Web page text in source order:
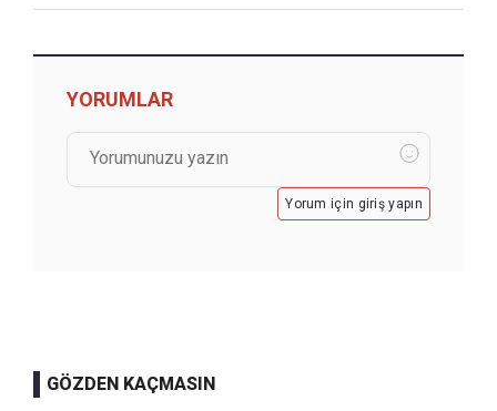
YORUMLAR
Yorum için giriş yapın
GÖZDEN KAÇMASIN